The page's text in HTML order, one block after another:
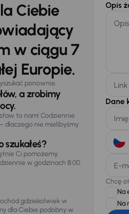
Ciebie
w ciągu 7
Europie.
ponownie.
a zrobimy
to nam! Codziennie
dlaczego nie mielibyśmy
szukałeś?
Ci pomożemy.
w godzinach 8:00
gdziekolwiek w
dla Ciebie podobny w
Opis
Dane
E-
Chcę
Na
Na